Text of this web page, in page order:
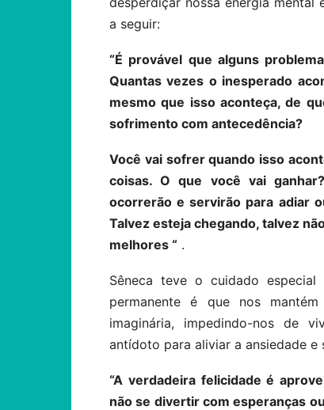
a seguir:
“É provável que alguns
Quantas vezes o inesperado
mesmo que isso aconteça, de
sofrimento com antecedência?
Você vai sofrer quando isso
coisas. O que você vai
ocorrerão e servirão para adiar
Talvez esteja chegando, talvez
melhores “ .
Sêneca teve o cuidado
permanente é que nos
imaginária, impedindo-nos de
antídoto para aliviar a ansiedade e
“A verdadeira felicidade é
não se divertir com esperanças